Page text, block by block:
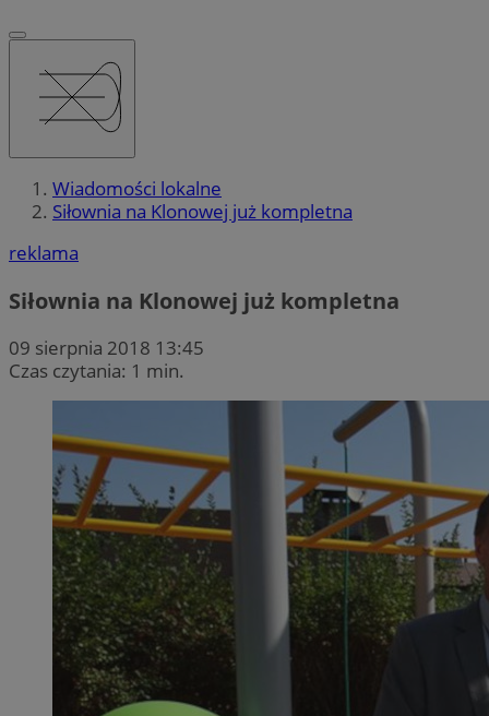
Wiadomości lokalne
Siłownia na Klonowej już kompletna
reklama
Siłownia na Klonowej już kompletna
09 sierpnia 2018 13:45
Czas czytania: 1 min.